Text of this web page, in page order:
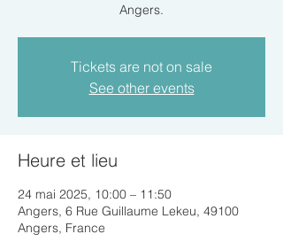
Angers.
Tickets are not on sale
See other events
Heure et lieu
24 mai 2025, 10:00 – 11:50
Angers, 6 Rue Guillaume Lekeu, 49100
Angers, France